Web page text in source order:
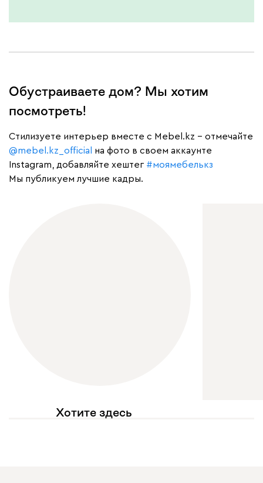
Дарте 32 750
Обустраиваете дом? Мы хотим
посмотреть!
Cтилизуете интерьер вместе с Mebel.kz – отмечайте
@mebel.kz_official
на фото в своем аккаунте
Instagram, добавляйте хештег #моямебелькз
Мы публикуем лучшие кадры.
Хотите здесь